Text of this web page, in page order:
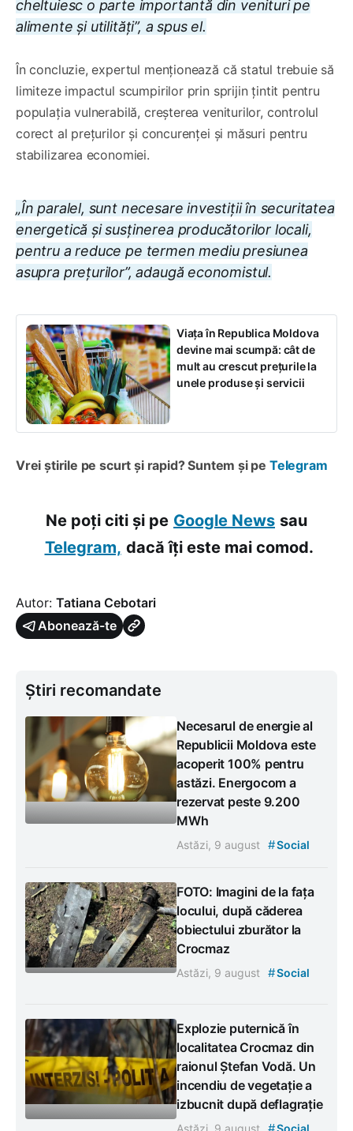
cheltuiesc o parte importantă din venituri pe
alimente și utilități”, a spus el.
În concluzie, expertul menționează că statul trebuie să
limiteze impactul scumpirilor prin sprijin țintit pentru
populația vulnerabilă, creșterea veniturilor, controlul
corect al prețurilor și concurenței și măsuri pentru
stabilizarea economiei.
„În paralel, sunt necesare investiții în securitatea
energetică și susținerea producătorilor locali,
pentru a reduce pe termen mediu presiunea
asupra prețurilor”, adaugă economistul.
Viața în Republica Moldova
devine mai scumpă: cât de
mult au crescut prețurile la
unele produse și servicii
Vrei știrile pe scurt și rapid? Suntem și pe Telegram
Ne poți citi și pe Google News sau
Telegram, dacă îți este mai comod.
Autor: Tatiana Cebotari
Abonează-te
Știri recomandate
Necesarul de energie al
Republicii Moldova este
acoperit 100% pentru
astăzi. Energocom a
rezervat peste 9.200
MWh
Astăzi, 9 august #Social
FOTO: Imagini de la fața
locului, după căderea
obiectului zburător la
Crocmaz
Astăzi, 9 august #Social
Explozie puternică în
localitatea Crocmaz din
raionul Ștefan Vodă. Un
incendiu de vegetație a
izbucnit după deflagrație
Astăzi, 9 august Social